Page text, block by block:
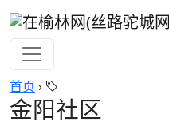
首页 ›
金阳社区